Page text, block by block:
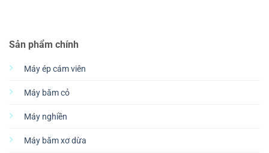
Sản phẩm chính
Máy ép cám viên
Máy băm cỏ
Máy nghiền
Máy băm xơ dừa